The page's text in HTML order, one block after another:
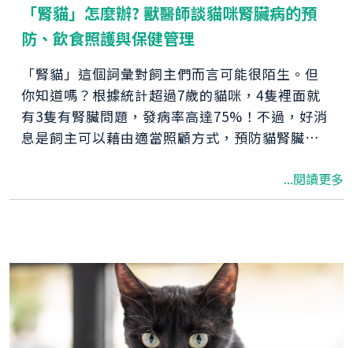
「腎貓」怎麼辦? 獸醫師談貓咪腎臟病的預
防、飲食照護與保健管理
「腎貓」這個詞彙對飼主們而言可能很陌生。但
你知道嗎？根據統計超過7歲的貓咪，4隻裡面就
有3隻有腎臟問題，發病率高達75%！不過，好消
息是飼主可以藉由適當照顧方式，預防貓腎臟病
式、飲食及保健品，讓你的貓咪遠離腎衰竭！...閱讀更多